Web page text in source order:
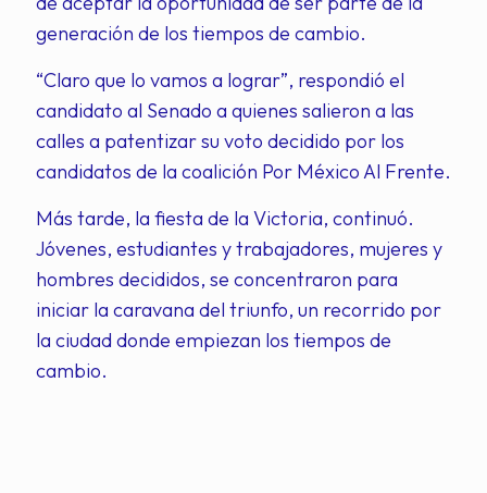
generación de los tiempos de cambio.
“Claro que lo vamos a lograr”, respondió el
candidato al Senado a quienes salieron a las
calles a patentizar su voto decidido por los
candidatos de la coalición Por México Al Frente.
Más tarde, la fiesta de la Victoria, continuó.
Jóvenes, estudiantes y trabajadores, mujeres y
hombres decididos, se concentraron para
iniciar la caravana del triunfo, un recorrido por
la ciudad donde empiezan los tiempos de
cambio.